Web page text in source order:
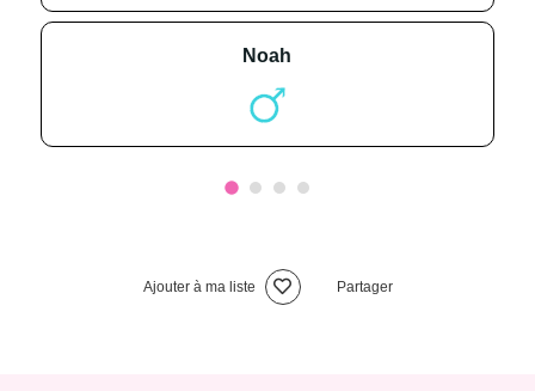
noah
Ajouter à ma liste Partager